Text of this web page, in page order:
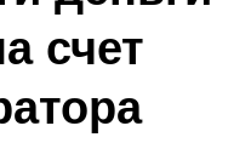
счет